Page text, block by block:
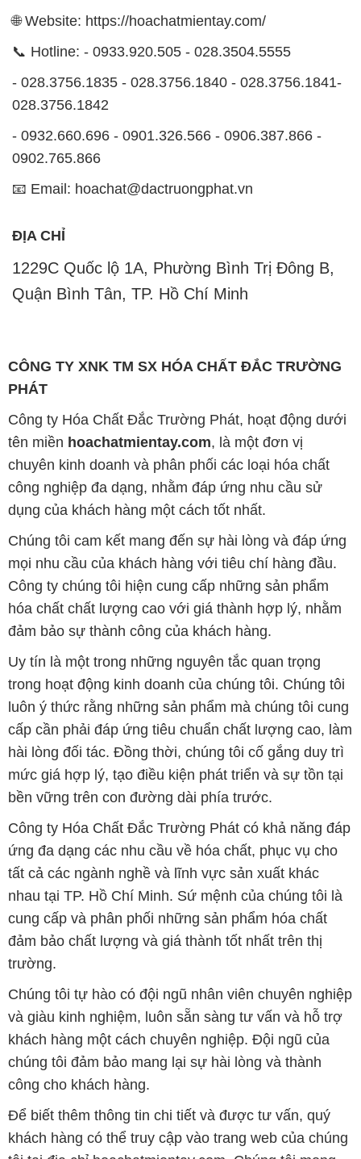
🌐 Website: https://hoachatmientay.com/
📞 Hotline: - 0933.920.505 - 028.3504.5555
- 028.3756.1835 - 028.3756.1840 - 028.3756.1841-
028.3756.1842
- 0932.660.696 - 0901.326.566 - 0906.387.866 -
0902.765.866
📧 Email: hoachat@dactruongphat.vn
ĐỊA CHỈ
1229C Quốc lộ 1A, Phường Bình Trị Đông B,
Quận Bình Tân, TP. Hồ Chí Minh
CÔNG TY XNK TM SX HÓA CHẤT ĐẮC TRƯỜNG
PHÁT
Công ty Hóa Chất Đắc Trường Phát, hoạt động dưới
tên miền hoachatmientay.com, là một đơn vị
chuyên kinh doanh và phân phối các loại hóa chất
công nghiệp đa dạng, nhằm đáp ứng nhu cầu sử
dụng của khách hàng một cách tốt nhất.
Chúng tôi cam kết mang đến sự hài lòng và đáp ứng
mọi nhu cầu của khách hàng với tiêu chí hàng đầu.
Công ty chúng tôi hiện cung cấp những sản phẩm
hóa chất chất lượng cao với giá thành hợp lý, nhằm
đảm bảo sự thành công của khách hàng.
Uy tín là một trong những nguyên tắc quan trọng
trong hoạt động kinh doanh của chúng tôi. Chúng tôi
luôn ý thức rằng những sản phẩm mà chúng tôi cung
cấp cần phải đáp ứng tiêu chuẩn chất lượng cao, làm
hài lòng đối tác. Đồng thời, chúng tôi cố gắng duy trì
mức giá hợp lý, tạo điều kiện phát triển và sự tồn tại
bền vững trên con đường dài phía trước.
Công ty Hóa Chất Đắc Trường Phát có khả năng đáp
ứng đa dạng các nhu cầu về hóa chất, phục vụ cho
tất cả các ngành nghề và lĩnh vực sản xuất khác
nhau tại TP. Hồ Chí Minh. Sứ mệnh của chúng tôi là
cung cấp và phân phối những sản phẩm hóa chất
đảm bảo chất lượng và giá thành tốt nhất trên thị
trường.
Chúng tôi tự hào có đội ngũ nhân viên chuyên nghiệp
và giàu kinh nghiệm, luôn sẵn sàng tư vấn và hỗ trợ
khách hàng một cách chuyên nghiệp. Đội ngũ của
chúng tôi đảm bảo mang lại sự hài lòng và thành
công cho khách hàng.
Để biết thêm thông tin chi tiết và được tư vấn, quý
khách hàng có thể truy cập vào trang web của chúng